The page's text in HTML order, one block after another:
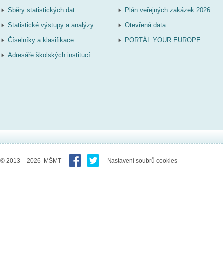
Sběry statistických dat
Statistické výstupy a analýzy
Číselníky a klasifikace
Adresáře školských institucí
Plán veřejných zakázek 2026
Otevřená data
PORTÁL YOUR EUROPE
© 2013 – 2026 MŠMT Nastavení soubrů cookies